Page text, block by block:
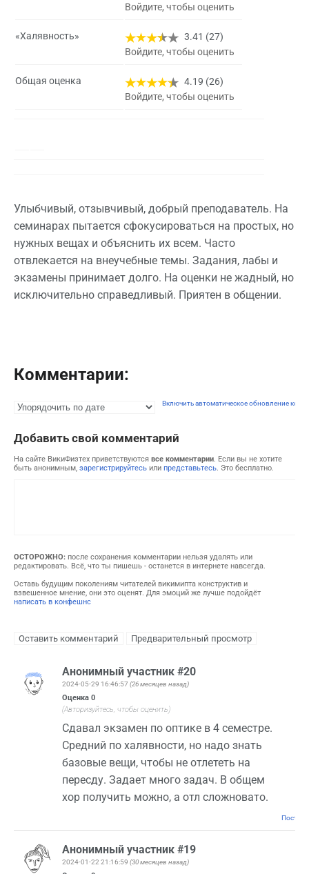
Войдите, чтобы оценить
«Халявность»
3.41 (27)
Войдите, чтобы оценить
Общая оценка
4.19 (26)
Войдите, чтобы оценить
Улыбчивый, отзывчивый, добрый преподаватель. На
семинарах пытается сфокусироваться на простых, но
нужных вещах и объяснить их всем. Часто
отвлекается на внеучебные темы. Задания, лабы и
экзамены принимает долго. На оценки не жадный, но
исключительно справедливый. Приятен в общении.
Комментарии:
Включить автоматическое обновление
Добавить свой комментарий
На сайте ВикиФизтех приветствуются все комментарии. Если вы не хотите
быть анонимным, зарегистрируйтесь или представьтесь. Это бесплатно.
ОСТОРОЖНО: после сохранения комментарии нельзя удалять или
редактировать. Всё, что ты пишешь - останется в интернете навсегда.
Оставь будущим поколениям читателей викимипта конструктив и
взвешенное мнение, они это оценят. Для эмоций же лучше подойдёт
написать в конфешнс
Анонимный участник #20
2024-05-29 16:46:57 (26 месяцев назад)
Оценка 0
(Авторизуйтесь, чтобы оценить)
Сдавал экзамен по оптике в 4 семестре.
Средний по халявности, но надо знать
базовые вещи, чтобы не отлететь на
пересду. Задает много задач. В общем
хор получить можно, а отл сложновато.
Анонимный участник #19
2024-01-22 21:16:59 (30 месяцев назад)